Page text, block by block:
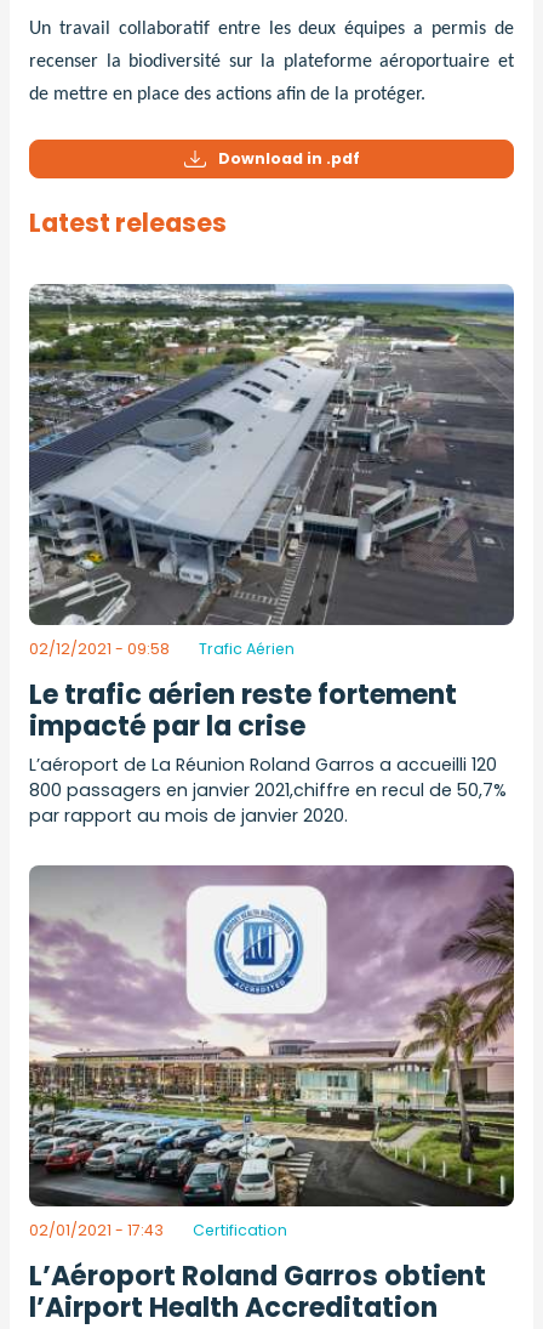
Un travail collaboratif entre les deux équipes a permis de
recenser la biodiversité sur la plateforme aéroportuaire et
de mettre en place des actions afin de la protéger.
Download in .pdf
Latest releases
02/12/2021 - 09:58 Trafic Aérien
Le trafic aérien reste fortement
impacté par la crise
L’aéroport de La Réunion Roland Garros a accueilli 120
800 passagers en janvier 2021,chiffre en recul de 50,7%
par rapport au mois de janvier 2020.
02/01/2021 - 17:43 Certification
L’Aéroport Roland Garros obtient
l’Airport Health Accreditation